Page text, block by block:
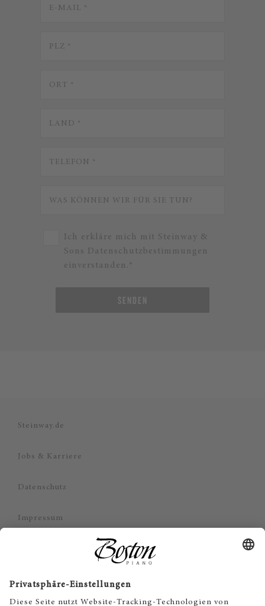
Ich erkläre mich mit Steinway &
Sons Datenschutzbestimmungen
einverstanden.*
SENDEN
Steinway.de
Jobs & Karriere
Datenschutz
Impressum
Haftungsausschluss
Cookie Zustimmung